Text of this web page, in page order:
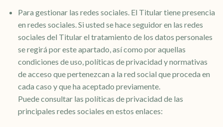
Para gestionar las redes sociales. El Titular tiene presencia
en redes sociales. Si usted se hace seguidor en las redes
sociales del Titular el tratamiento de los datos personales
se regirá por este apartado, así como por aquellas
condiciones de uso, políticas de privacidad y normativas
de acceso que pertenezcan a la red social que proceda en
cada caso y que ha aceptado previamente.
Puede consultar las políticas de privacidad de las
principales redes sociales en estos enlaces: